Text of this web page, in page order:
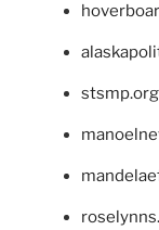
stsmp.org